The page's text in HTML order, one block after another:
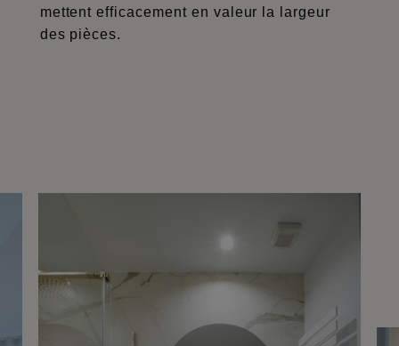
mettent efficacement en valeur la largeur
des pièces.